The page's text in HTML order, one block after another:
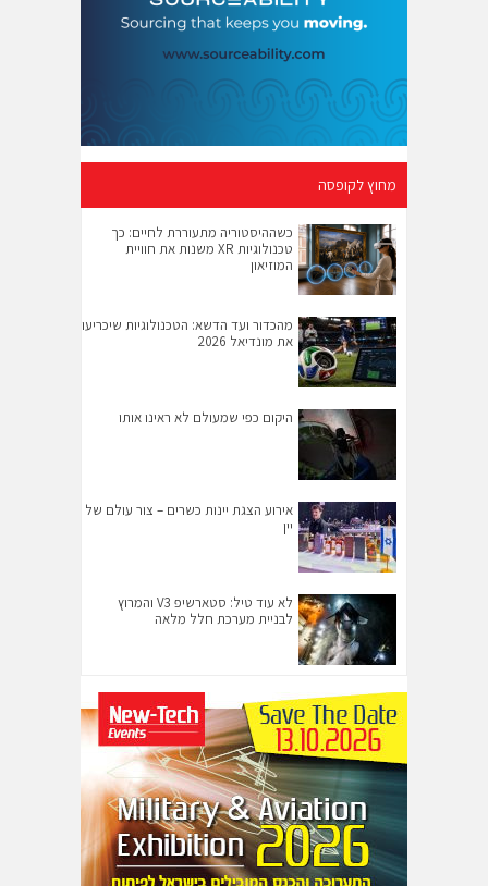
מחוץ לקופסה
כשההיסטוריה מתעוררת לחיים: כך
טכנולוגיות XR משנות את חוויית
המוזיאון
מהכדור ועד הדשא: הטכנולוגיות שיכריעו
את מונדיאל 2026
היקום כפי שמעולם לא ראינו אותו
אירוע הצגת יינות כשרים – צור עולם של
יין
לא עוד טיל: סטארשיפ V3 והמרוץ
לבניית מערכת חלל מלאה